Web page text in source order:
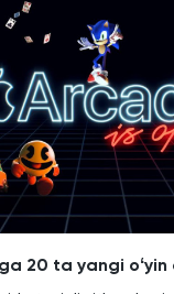
20 ta yangi oʻyin